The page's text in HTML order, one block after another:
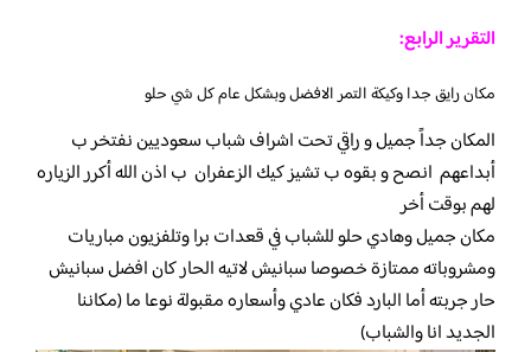
التقرير الرابع:
مكان رايق جدا وكيكة التمر الافضل وبشكل عام كل شي حلو
المكان جداً جميل و راقي تحت اشراف شباب سعوديين نفتخر ب
أبداعهم انصح و بقوه ب تشيز كيك الزعفران ب اذن الله أكرر الزياره
لهم بوقت أخر
مكان جميل وهادي حلو للشباب في قعدات برا وتلفزيون مباريات
ومشروباته ممتازة خصوصا سبانيش لاتيه الحار كان افضل سبانيش
حار جربته أما البارد فكان عادي وأسعاره مقبولة نوعا ما (مكاننا
الجديد انا والشباب)